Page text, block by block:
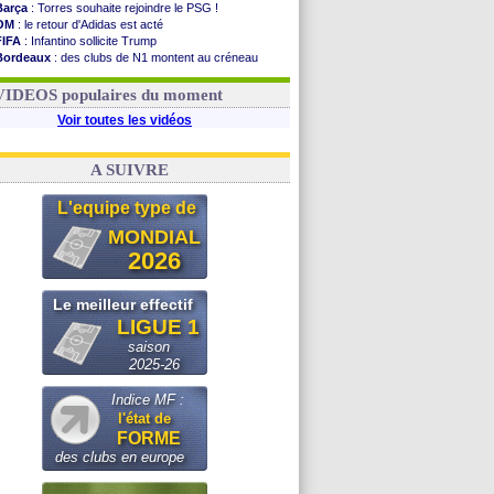
: Torres souhaite rejoindre le PSG !
: le retour d'Adidas est acté
: Infantino sollicite Trump
: des clubs de N1 montent au créneau
: le démenti de Leipzig pour Diomandé
populaires du moment
Voir toutes les vidéos
A SUIVRE
L'equipe type de
MONDIAL
2026
Le meilleur effectif
LIGUE 1
saison
2025-26
Indice MF :
l'état de
FORME
des clubs en europe